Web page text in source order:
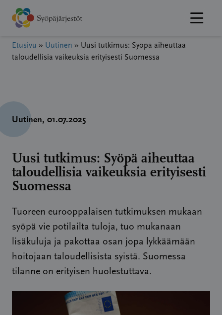
Hyppää
sisältöön
Etusivu » Uutinen » Uusi tutkimus: Syöpä aiheuttaa
taloudellisia vaikeuksia erityisesti Suomessa
Uutinen, 01.07.2025
Uusi tutkimus: Syöpä aiheuttaa
taloudellisia vaikeuksia erityisesti
Suomessa
Tuoreen eurooppalaisen tutkimuksen mukaan
syöpä vie potilailta tuloja, tuo mukanaan
lisäkuluja ja pakottaa osan jopa lykkäämään
hoitojaan taloudellisista syistä. Suomessa
tilanne on erityisen huolestuttava.